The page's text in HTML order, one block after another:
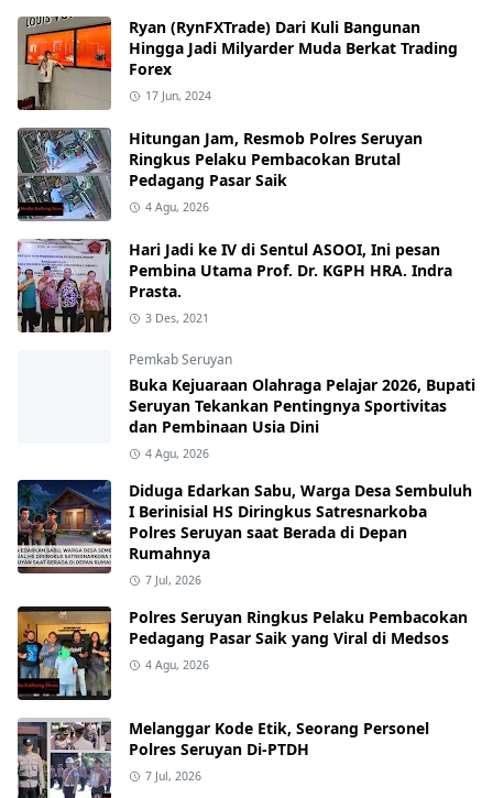
Ryan (RynFXTrade) Dari Kuli Bangunan
Hingga Jadi Milyarder Muda Berkat Trading
Forex
17 Jun, 2024
Hitungan Jam, Resmob Polres Seruyan
Ringkus Pelaku Pembacokan Brutal
Pedagang Pasar Saik
4 Agu, 2026
Hari Jadi ke IV di Sentul ASOOI, Ini pesan
Pembina Utama Prof. Dr. KGPH HRA. Indra
Prasta.
3 Des, 2021
Pemkab Seruyan
Buka Kejuaraan Olahraga Pelajar 2026, Bupati
Seruyan Tekankan Pentingnya Sportivitas
dan Pembinaan Usia Dini
4 Agu, 2026
Diduga Edarkan Sabu, Warga Desa Sembuluh
I Berinisial HS Diringkus Satresnarkoba
Polres Seruyan saat Berada di Depan
Rumahnya
7 Jul, 2026
Polres Seruyan Ringkus Pelaku Pembacokan
Pedagang Pasar Saik yang Viral di Medsos
4 Agu, 2026
Melanggar Kode Etik, Seorang Personel
Polres Seruyan Di-PTDH
7 Jul, 2026